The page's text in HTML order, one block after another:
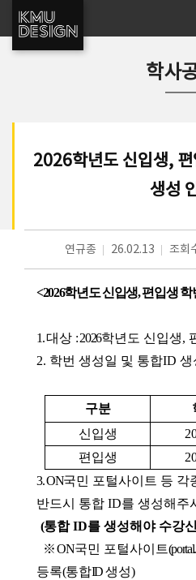
학사
2026학년도 신입생,
생성
연규종 26.02.13 조회
<2026학년도 신입생, 편입생
1.대상 : 2026학년도 신입생,
2. 학번 생성일 및 통합ID 생
구분
신입생
편입생
3. ON국민 포털사이트 등 각
반드시 통합 ID를 생성해주
(통합 ID를 생성해야 수강
※ON국민 포털사이트
등록(통합ID생성)